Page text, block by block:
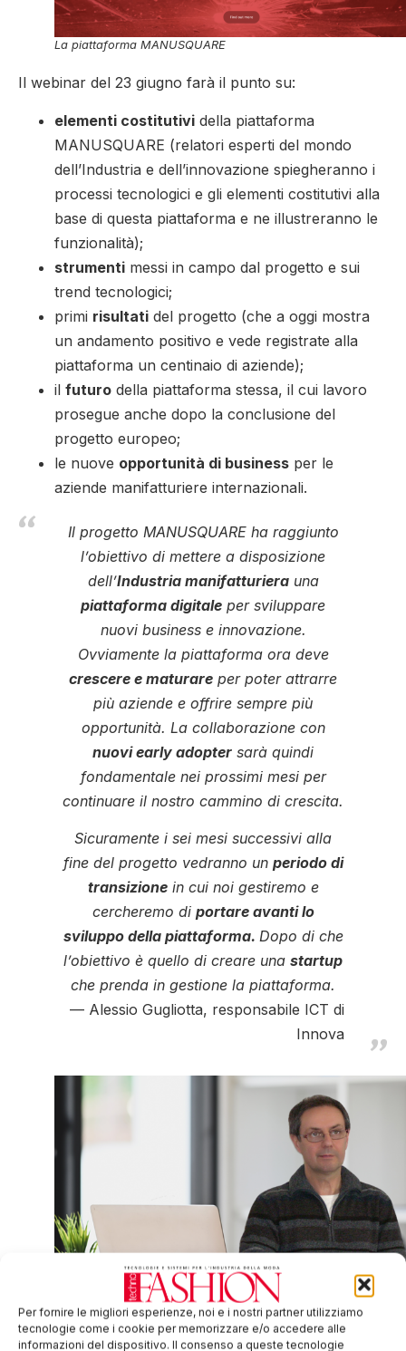
Per fornire le migliori esperienze, noi e i nostri partner utilizziamo
tecnologie come i cookie per memorizzare e/o accedere alle
informazioni del dispositivo. Il consenso a queste tecnologie
La piattaforma MANUSQUARE
Il webinar del 23 giugno farà il punto su:
elementi costitutivi della piattaforma
MANUSQUARE (relatori esperti del mondo
dell’Industria e dell’innovazione spiegheranno i
processi tecnologici e gli elementi costitutivi alla
base di questa piattaforma e ne illustreranno le
funzionalità);
strumenti messi in campo dal progetto e sui
trend tecnologici;
primi risultati del progetto (che a oggi mostra
un andamento positivo e vede registrate alla
piattaforma un centinaio di aziende);
il futuro della piattaforma stessa, il cui lavoro
prosegue anche dopo la conclusione del
progetto europeo;
le nuove opportunità di business per le
aziende manifatturiere internazionali.
Il progetto MANUSQUARE ha raggiunto
l’obiettivo di mettere a disposizione
dell’Industria manifatturierauna
piattaforma digitale per sviluppare
nuovi business e innovazione.
Ovviamente la piattaforma ora deve
crescere e maturare per poter attrarre
più aziende e offrire sempre più
opportunità. La collaborazione con
nuovi early adopter sarà quindi
fondamentale nei prossimi mesi per
continuare il nostro cammino di crescita.
Sicuramente i sei mesi successivi alla
fine del progetto vedranno un periodo di
transizionein cui noi gestiremo e
cercheremo di portare avanti lo
sviluppo della piattaforma. Dopo di che
l’obiettivo è quello di creare una startup
che prenda in gestione la piattaforma.
Alessio Gugliotta, responsabile ICT di
Innova
Graziano Elegir